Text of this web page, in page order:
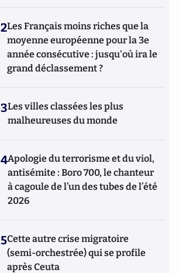
2Les Français moins riches que la
moyenne européenne pour la 3e
année consécutive : jusqu'où ira le
grand déclassement ?
3Les villes classées les plus
malheureuses du monde
4Apologie du terrorisme et du viol,
antisémite : Boro 700, le chanteur
à cagoule de l’un des tubes de l’été
2026
5Cette autre crise migratoire
(semi-orchestrée) qui se profile
après Ceuta